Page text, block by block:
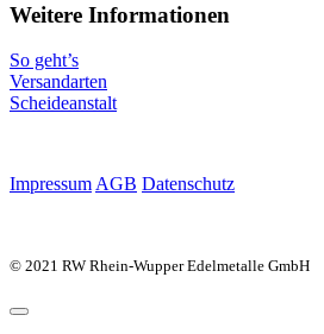
Weitere Informationen
So geht’s
Versandarten
Scheideanstalt
Impressum AGB Datenschutz
© 2021 RW Rhein-Wupper Edelmetalle GmbH